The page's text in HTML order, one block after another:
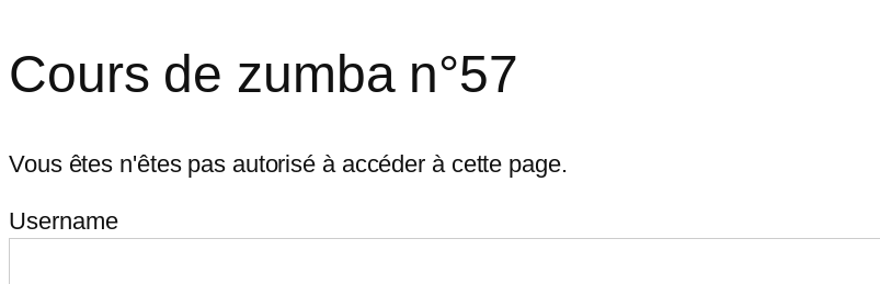
Cours de zumba n°57
Vous êtes n'êtes pas autorisé à accéder à cette page.
Username